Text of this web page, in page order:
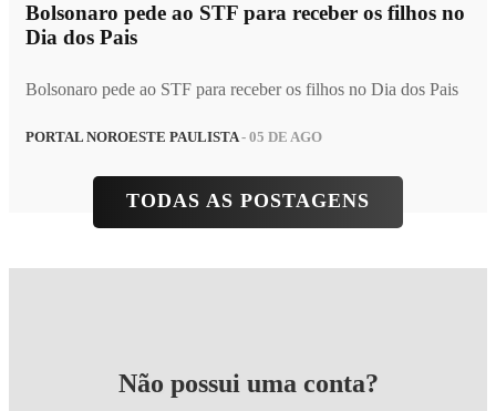
Bolsonaro pede ao STF para receber os filhos no
Dia dos Pais
Bolsonaro pede ao STF para receber os filhos no Dia dos Pais
PORTAL NOROESTE PAULISTA- 05 DE AGO
TODAS AS POSTAGENS
Não possui uma conta?